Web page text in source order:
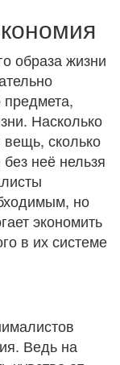
образа жизни
предмета,
Насколько
сколько
неё нельзя
но
экономить
в их системе
Ведь на